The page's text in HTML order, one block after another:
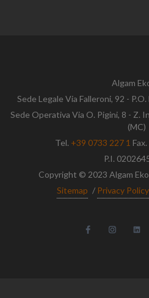
Algam
Sede Legale Via Falleroni, 92 -
Sede Operativa Via O. Pigini, 8 - Z.
(MC)
Tel. +39 0733 227 1
P.I.
Copyright © 2023 Algam
Sitemap / Privacy Policy